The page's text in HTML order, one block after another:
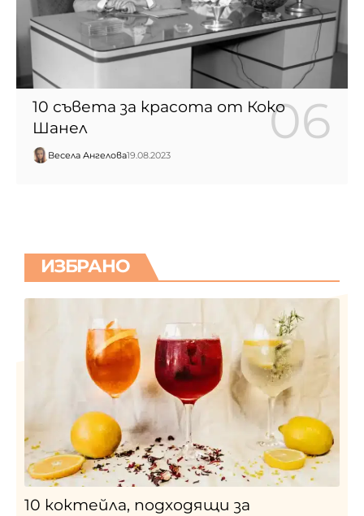
10 съвета за красота от Коко
Шанел
Весела Ангелова19.08.2023
ИЗБРАНО
10 коктейла, подходящи за